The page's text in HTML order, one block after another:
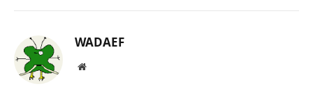
WADAEF
Website